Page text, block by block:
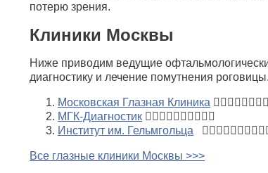
потерю зрения.
Клиники Москвы
Ниже приводим ведущие
диагностику и лечение помутнения роговицы.
Московская Глазная Клиника
МГК-Диагностик
Институт им. Гельмгольца
Все глазные клиники Москвы >>>